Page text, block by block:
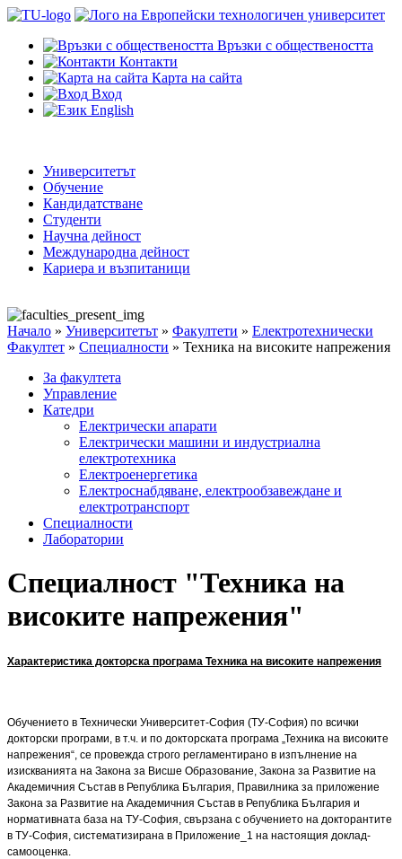
Връзки с обществеността
Контакти
Карта на сайта
Вход
English
Университетът
Обучение
Кандидатстване
Студенти
Научна дейност
Международна дейност
Кариера и възпитаници
Начало » Университетът » Факултети » Електротехнически
Факултет » Специалности » Техника на високите напрежения
За факултета
Управление
Катедри
Електрически апарати
Електрически машини и индустриална
електротехника
Електроенергетика
Електроснабдяване, електрообзавеждане и
електротранспорт
Специалности
Лаборатории
Специалност "Техника на
високите напрежения"
Характеристика докторска програма Техника на високите напрежения
Обучението в Технически Университет-София (ТУ-София) по всички
докторски програми, в т.ч. и по докторската програма „Техника на високите
напрежения“, се провежда строго регламентирано в изпълнение на
изискванията на Закона за Висше Образование, Закона за Развитие на
Академичния Състав в Република България, Правилника за приложение
Закона за Развитие на Академичния Състав в Република България и
нормативната база на ТУ-София, свързана с обучението на докторантите
в ТУ-София, систематизирана в Приложение_1 на настоящия доклад-
самооценка.